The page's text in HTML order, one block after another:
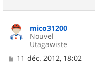
mico31200
Nouvel
Utagawiste
M11 déc. 2012, 18:02